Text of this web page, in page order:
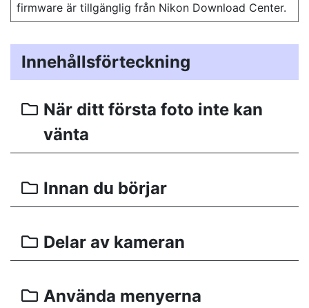
firmware är tillgänglig från Nikon Download Center.
Innehållsförteckning
När ditt första foto inte kan
vänta
Innan du börjar
Delar av kameran
Använda menyerna